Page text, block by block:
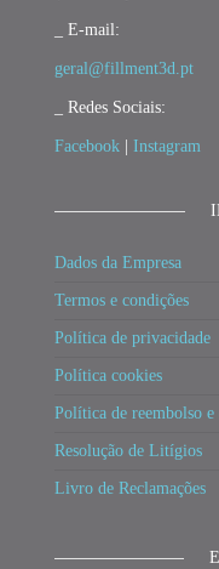
_ E-mail:
geral@fillment3d.pt
_ Redes Sociais:
Facebook Instagram
Dados da Empresa
Termos e condições
Política de privacidade
Política cookies
Política de reembolso e
Resolução de Litígios
Livro de Reclamações